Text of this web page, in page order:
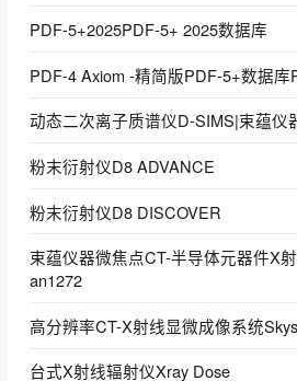
PDF-5+2025PDF-5+ 2025数据库
PDF-4 Axiom -精简版PDF-5+数据库
动态二次离子质谱仪D-SIMS|束蕴仪
粉末衍射仪D8 ADVANCE
粉末衍射仪D8 DISCOVER
束蕴仪器微焦点CT-半导体元器件X
an1272
高分辨率CT-X射线显微成像系统
台式X射线辐射仪Xray Dose